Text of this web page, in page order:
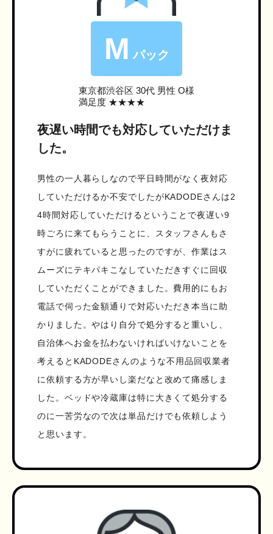
M パック
東京都渋谷区 30代 男性 O様
満足度 ★★★★
夜遅い時間でも対応していただけま
した。
男性の一人暮らしなので平日時間がなく夜対応
していただけるか不安でしたがKADODEさんは2
4時間対応していただけるということで夜遅い9
時ごろに来てもらうことに、スタッフさんもさ
すがに疲れていると思ったのですが、作業はス
ムーズにテキパキこなしていただきすぐに回収
していただくことができました。費用的にもお
電話で伺った金額通りで対応いただき本当に助
かりました。やはり自分で処分すると重いし、
自治体へお金を払わないければいけないことを
考えるとKADODEさんのような不用品回収業者
に依頼する方が早いし楽だなと改めて痛感しま
した。ベッドや冷蔵庫は特に大きくて処分する
のに一苦労なので次は単品だけでも依頼しよう
と思います。